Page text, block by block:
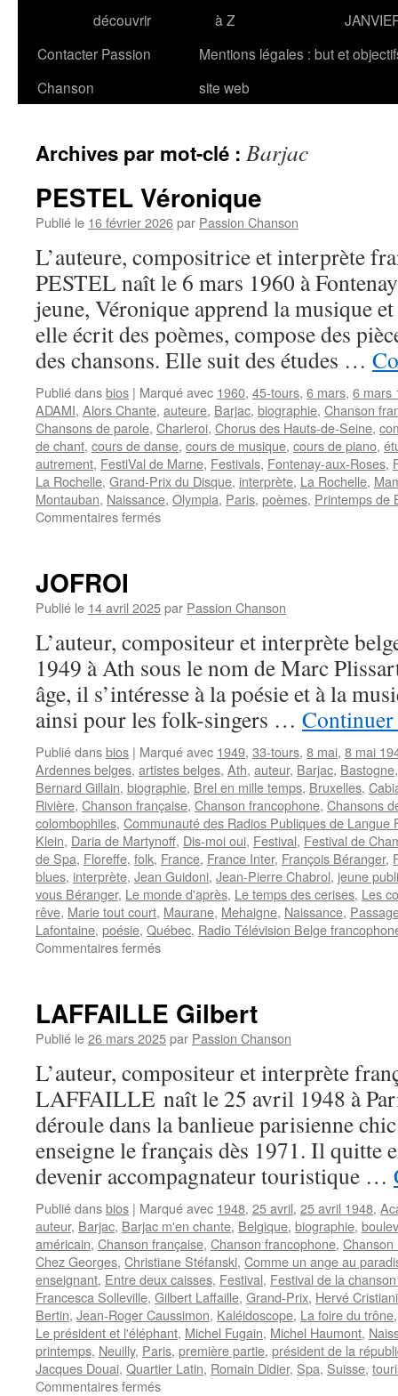
découvrir
à Z
Contacter Passion
Chanson
Mentions légales : but et
site web
Archives par mot-clé : Barjac
PESTEL Véronique
Publié le 16 février 2026par Passion Chanson
L’auteure, compositrice et interprète
PESTEL naît le 6 mars 1960 à
jeune, Véronique apprend la musique
elle écrit des poèmes, compose des
des chansons. Elle suit des études …
Publié dansbios | Marqué avec 1960, 45-tours, 6 mars, 6 mars
ADAMI, Alors Chante, auteure, Barjac, biographie, Chanson
Chansons de parole, Charleroi, Chorus des Hauts-de-Seine,
de chant, cours de danse, cours de musique, cours de piano,
autrement, FestiVal de Marne, Festivals, Fontenay-aux-Roses,
La Rochelle, Grand-Prix du Disque, interprète, La Rochelle,
Montauban, Naissance, Olympia, Paris, poèmes, Printemps de
Commentaires ferméssur
JOFROI
Publié le 14 avril 2025par Passion Chanson
L’auteur, compositeur et interprète
1949 à Ath sous le nom de Marc
âge, il s’intéresse à la poésie et à la
ainsi pour les folk-singers …
Publié dansbios | Marqué avec 1949, 33-tours, 8 mai, 8 mai
Ardennes belges, artistes belges, Ath, auteur, Barjac, Bastogne
Bernard Gillain, biographie, Brel en mille temps, Bruxelles,
Rivière, Chanson française, Chanson francophone, Chansons
colombophiles, Communauté des Radios Publiques de Langue
Klein, Daria de Martynoff, Dis-moi oui, Festival, Festival de
de Spa, Floreffe, folk, France, France Inter, François Béranger,
blues, interprète, Jean Guidoni, Jean-Pierre Chabrol, jeune
vous Béranger, Le monde d'après, Le temps des cerises, Les
rêve, Marie tout court, Maurane, Mehaigne, Naissance,
Lafontaine, poésie, Québec, Radio Télévision Belge
Commentaires ferméssur
LAFFAILLE Gilbert
Publié le26 mars 2025par Passion Chanson
L’auteur, compositeur et interprète
LAFFAILLE naît le 25 avril 1948 à
déroule dans la banlieue parisienne
enseigne le français dès 1971. Il quitte
devenir accompagnateur touristique …
Publié dansbios | Marqué avec 1948, 25 avril, 25 avril 1948,
auteur, Barjac, Barjac m'en chante, Belgique, biographie,
américain, Chanson française, Chanson francophone,
Chez Georges, Christiane Stéfanski, Comme un ange au
enseignant, Entre deux caisses, Festival, Festival de la
Francesca Solleville, Gilbert Laffaille, Grand-Prix, Hervé Cristiani
Bertin, Jean-Roger Caussimon, Kaléidoscope, La foire du trône
Le président et l'éléphant, Michel Fugain, Michel Haumont,
printemps, Neuilly, Paris, première partie, président de la
Jacques Douai, Quartier Latin, Romain Didier, Spa, Suisse,
Commentaires ferméssur